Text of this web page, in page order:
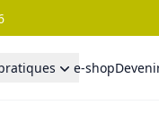
e-shop